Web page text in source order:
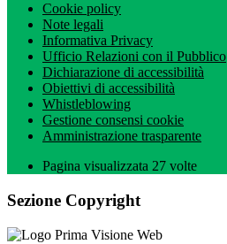
Cookie policy
Note legali
Informativa Privacy
Ufficio Relazioni con il Pubblico
Dichiarazione di accessibilità
Obiettivi di accessibilità
Whistleblowing
Gestione consensi cookie
Amministrazione trasparente
Pagina visualizzata 27 volte
Sezione Copyright